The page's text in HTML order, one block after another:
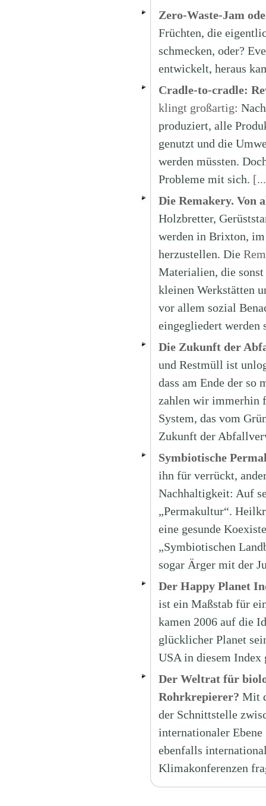
Zero-Waste-Jam
Früchten, die
schmecken, oder?
entwickelt, heraus
Cradle-to-cradle:
klingt großartig:
produziert, alle
genutzt und die
werden müssten.
Probleme mit sich.
Die Remakery. Von
Holzbretter,
werden in Brixton, im
herzustellen. Die
Materialien, die
kleinen Werkstätten
vor allem sozial
eingegliedert werden
Die Zukunft der
und Restmüll ist
dass am Ende der so
zahlen wir immerhin
System, das vom
Zukunft der
Symbiotische
ihn für verrückt,
Nachhaltigkeit: Auf
„Permakultur“.
eine gesunde
„Symbiotischen
sogar Ärger mit der
Der Happy Planet
ist ein Maßstab für
kamen 2006 auf die
glücklicher Planet
USA in diesem Index
Der Weltrat für
Rohrkrepierer? Mit
der Schnittstelle
internationaler
ebenfalls
Klimakonferenzen